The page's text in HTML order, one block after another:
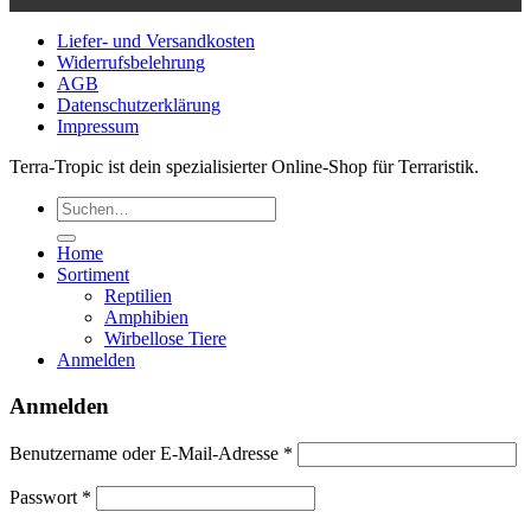
Liefer- und Versandkosten
Widerrufsbelehrung
AGB
Datenschutzerklärung
Impressum
Terra-Tropic ist dein spezialisierter Online-Shop für Terraristik.
Suchen
nach:
Home
Sortiment
Reptilien
Amphibien
Wirbellose Tiere
Anmelden
Anmelden
Benutzername oder E-Mail-Adresse *
Passwort *